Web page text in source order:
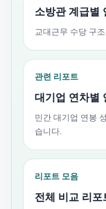
소방관 계급별
교대근무 수당 구
관련 리포트
대기업 연차별
민간 대기업 연봉
습니다.
리포트 모음
전체 비교 리포